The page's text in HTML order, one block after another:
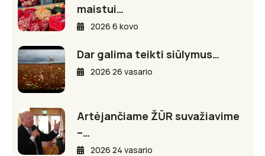
maistui…
2026 6 kovo
Dar galima teikti siūlymus…
2026 26 vasario
Artėjančiame ŽŪR suvažiavime
–…
2026 24 vasario